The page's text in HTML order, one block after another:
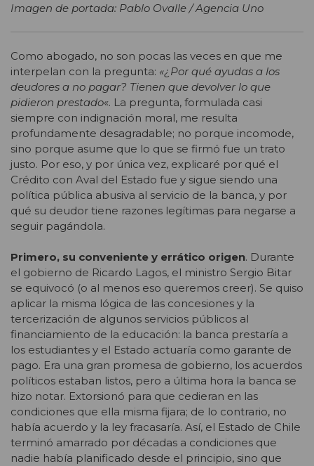
Imagen de portada: Pablo Ovalle / Agencia Uno
Como abogado, no son pocas las veces en que me
interpelan con la pregunta: «¿Por qué ayudas a los
deudores a no pagar? Tienen que devolver lo que
pidieron prestado«. La pregunta, formulada casi
siempre con indignación moral, me resulta
profundamente desagradable; no porque incomode,
sino porque asume que lo que se firmó fue un trato
justo. Por eso, y por única vez, explicaré por qué el
Crédito con Aval del Estado fue y sigue siendo una
política pública abusiva al servicio de la banca, y por
qué su deudor tiene razones legítimas para negarse a
seguir pagándola.
Primero, su conveniente y errático origen. Durante
el gobierno de Ricardo Lagos, el ministro Sergio Bitar
se equivocó (o al menos eso queremos creer). Se quiso
aplicar la misma lógica de las concesiones y la
tercerización de algunos servicios públicos al
financiamiento de la educación: la banca prestaría a
los estudiantes y el Estado actuaría como garante de
pago. Era una gran promesa de gobierno, los acuerdos
políticos estaban listos, pero a última hora la banca se
hizo notar. Extorsionó para que cedieran en las
condiciones que ella misma fijara; de lo contrario, no
había acuerdo y la ley fracasaría. Así, el Estado de Chile
terminó amarrado por décadas a condiciones que
nadie había planificado desde el principio, sino que